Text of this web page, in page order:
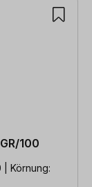
100
| Körnung: